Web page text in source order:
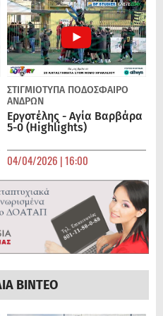
ΣΤΙΓΜΙΟΤΥΠΑ ΠΟΔΌΣΦΑΙΡΟ
ΑΝΔΡΏΝ
Εργοτέλης - Αγία Βαρβάρα
5-0 (Highlights)
04/04/2026 | 16:00
ΒΙΝΤΕΟ